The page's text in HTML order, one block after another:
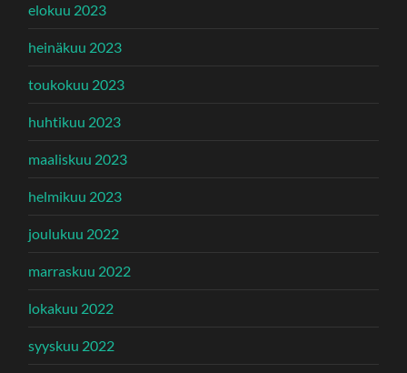
elokuu 2023
heinäkuu 2023
toukokuu 2023
huhtikuu 2023
maaliskuu 2023
helmikuu 2023
joulukuu 2022
marraskuu 2022
lokakuu 2022
syyskuu 2022